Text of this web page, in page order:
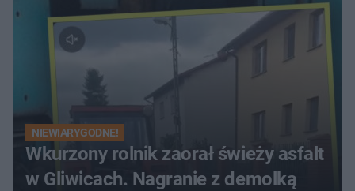
NIEWIARYGODNE!
Wkurzony rolnik zaorał świeży asfalt
w Gliwicach. Nagranie z demolką